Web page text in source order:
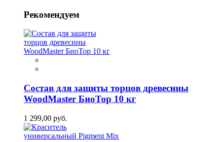
Рекомендуем
Состав для защиты торцов древесины
WoodMaster БиоТор 10 кг
1 299,00 руб.